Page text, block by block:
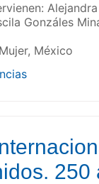
Gonzáles
México
250